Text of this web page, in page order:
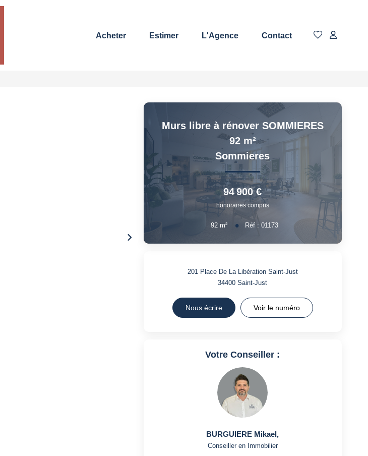
Acheter Estimer L'Agence Contact
Murs libre à rénover SOMMIERES
92 m²
Sommieres
94 900 €
honoraires compris
92 m² Réf :01173
201 Place De La Libération Saint-Just
34400Saint-Just
Nous écrire Voir le numéro
Votre Conseiller :
BURGUIERE Mikael,
Conseiller en Immobilier